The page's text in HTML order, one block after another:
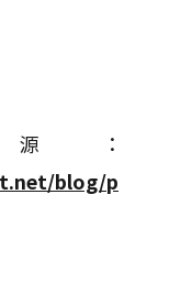
：
blog/p